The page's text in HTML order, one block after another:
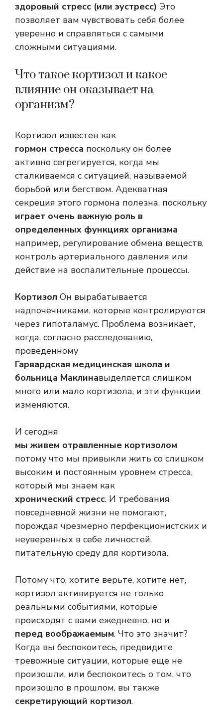
здоровый стресс (или эустресс) Это
позволяет вам чувствовать себя более
уверенно и справляться с самыми
сложными ситуациями.
Что такое кортизол и какое
влияние он оказывает на
организм?
Кортизол известен как
гормон стресса поскольку он более
активно сегрегируется, когда мы
сталкиваемся с ситуацией, называемой
борьбой или бегством. Адекватная
секреция этого гормона полезна, поскольку
играет очень важную роль в
определенных функциях организма
например, регулирование обмена веществ,
контроль артериального давления или
действие на воспалительные процессы.
Кортизол Он вырабатывается
надпочечниками, которые контролируются
через гипоталамус. Проблема возникает,
когда, согласно расследованию,
проведенному
Гарвардская медицинская школа и
больница Маклинавыделяется слишком
много или мало кортизола, и эти функции
изменяются.
И сегодня
мы живем отравленные кортизолом
потому что мы привыкли жить со слишком
высоким и постоянным уровнем стресса,
который мы знаем как
хронический стресс. И требования
повседневной жизни не помогают,
порождая чрезмерно перфекционистских и
неуверенных в себе личностей,
питательную среду для кортизола.
Потому что, хотите верьте, хотите нет,
кортизол активируется не только
реальными событиями, которые
происходят с вами ежедневно, но и
перед воображаемым. Что это значит?
Когда вы беспокоитесь, предвидите
тревожные ситуации, которые еще не
произошли, или беспокоитесь о том, что
произошло в прошлом, вы также
секретирующий кортизол.